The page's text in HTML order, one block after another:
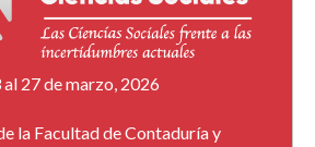
al 27 de marzo, 2026
la Facultad de Contaduría y